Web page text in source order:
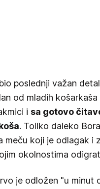
poslednji važan
od mladih košarkaša
i sa gotovo
. Toliko daleko
meču koji je odlagak i
okolnostima
je odložen "u minut